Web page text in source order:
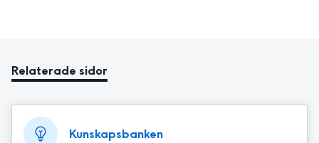
Relaterade sidor
Kunskapsbanken